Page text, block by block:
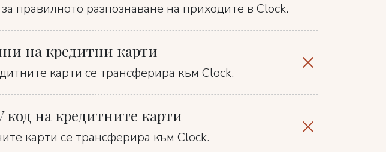
правилното разпознаване на приходите в Clock.
на кредитни карти
карти се трансферира към Clock.
код на кредитните карти
карти се трансферира към Clock.